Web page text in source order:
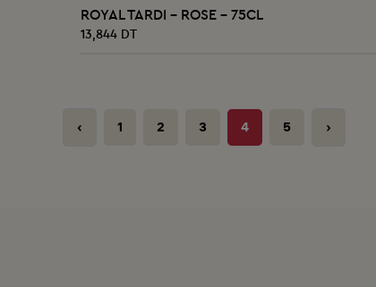
AJOUTER AU PANIER
ROYAL TARDI - ROSE - 75CL
13,844 DT
‹ 1 2 3 4 5 ›